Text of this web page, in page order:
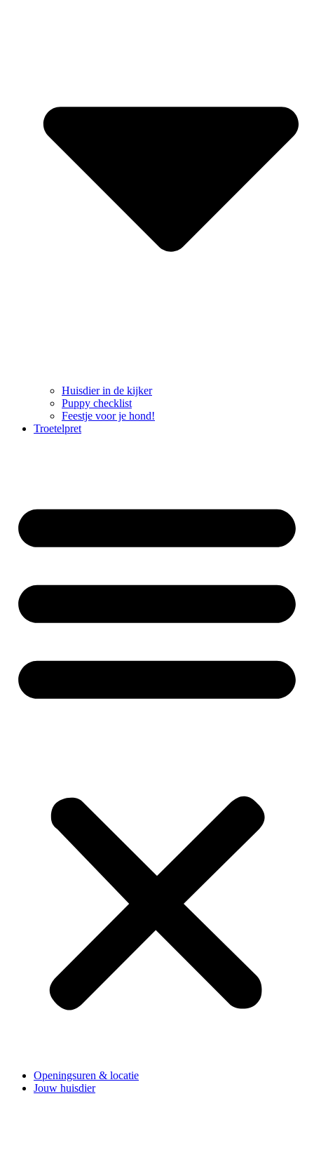
Huisdier in de kijker
Puppy checklist
Feestje voor je hond!
Troetelpret
Openingsuren & locatie
Jouw huisdier